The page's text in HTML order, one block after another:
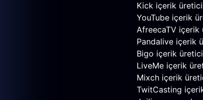
Kick içerik
YouTube içerik
AfreecaTV içerik
Pandalive içerik
Bigo içerik
LiveMe içerik
Mixch içerik
TwitCasting